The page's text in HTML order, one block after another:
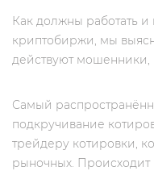
Как должны работать
криптобиржи, мы
действуют мошенники,
Самый
подкручивание
трейдеру котировки,
рыночных.